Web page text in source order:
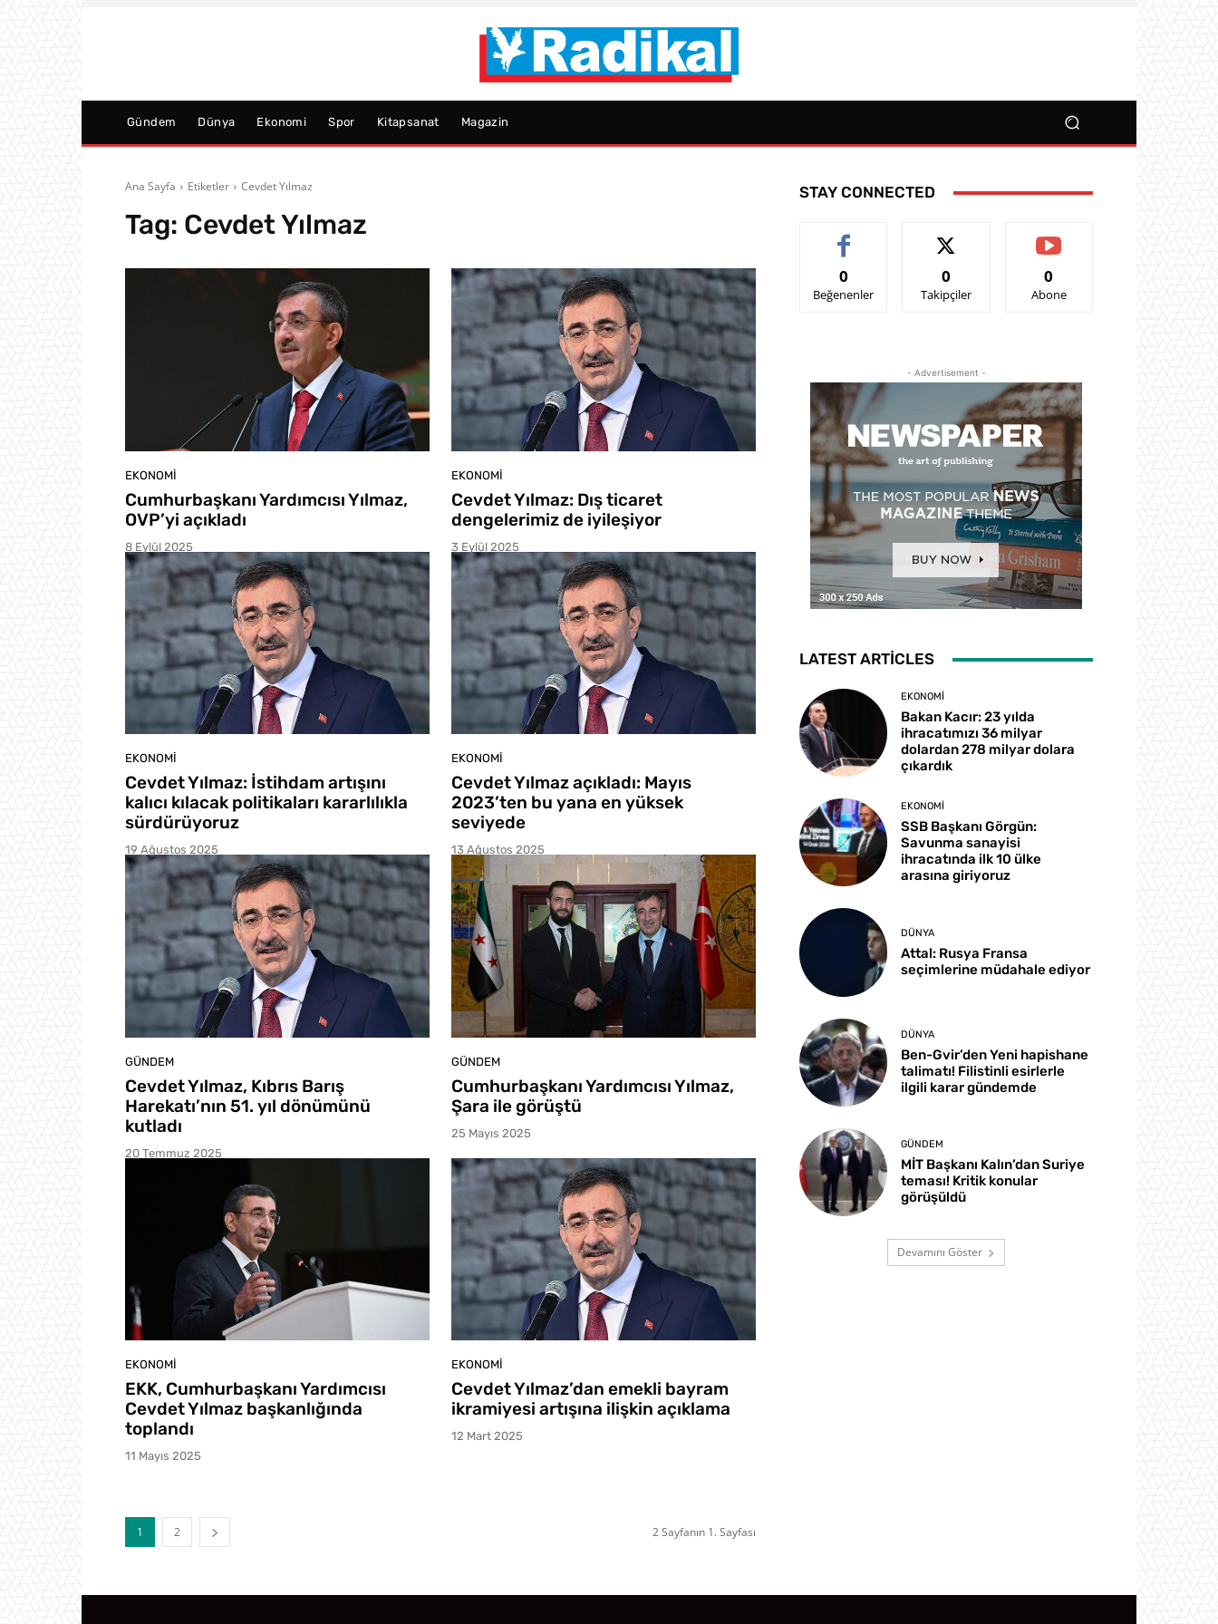
Gündem Dünya Ekonomi Spor Kitapsanat Magazin
Ana Sayfa Etiketler Cevdet Yılmaz
Tag: Cevdet Yılmaz
EKONOMI
Cumhurbaşkanı Yardımcısı Yılmaz,
OVP’yi açıkladı
8 Eylül 2025
EKONOMI
Cevdet Yılmaz: Dış ticaret
dengelerimiz de iyileşiyor
3 Eylül 2025
EKONOMI
Cevdet Yılmaz: İstihdam artışını
kalıcı kılacak politikaları kararlılıkla
sürdürüyoruz
19 Ağustos 2025
EKONOMI
Cevdet Yılmaz açıkladı: Mayıs
2023’ten bu yana en yüksek
seviyede
13 Ağustos 2025
GÜNDEM
Cevdet Yılmaz, Kıbrıs Barış
Harekatı’nın 51. yıl dönümünü
kutladı
20 Temmuz 2025
GÜNDEM
Cumhurbaşkanı Yardımcısı Yılmaz,
Şara ile görüştü
25 Mayıs 2025
EKONOMI
EKK, Cumhurbaşkanı Yardımcısı
Cevdet Yılmaz başkanlığında
toplandı
11 Mayıs 2025
EKONOMI
Cevdet Yılmaz’dan emekli bayram
ikramiyesi artışına ilişkin açıklama
12 Mart 2025
1 2 2 Sayfanın 1. Sayfası
STAY CONNECTED
0
Beğenenler
0
Takipçiler
0
Abone
- Advertisement -
LATEST ARTICLES
EKONOMI
Bakan Kacır: 23 yılda
ihracatımızı 36 milyar
dolardan 278 milyar dolara
çıkardık
EKONOMI
SSB Başkanı Görgün:
Savunma sanayisi
ihracatında ilk 10 ülke
arasına giriyoruz
DÜNYA
Attal: Rusya Fransa
seçimlerine müdahale ediyor
DÜNYA
Ben-Gvir’den Yeni hapishane
talimatı! Filistinli esirlerle
ilgili karar gündemde
GÜNDEM
MİT Başkanı Kalın’dan Suriye
teması! Kritik konular
görüşüldü
Devamını Göster